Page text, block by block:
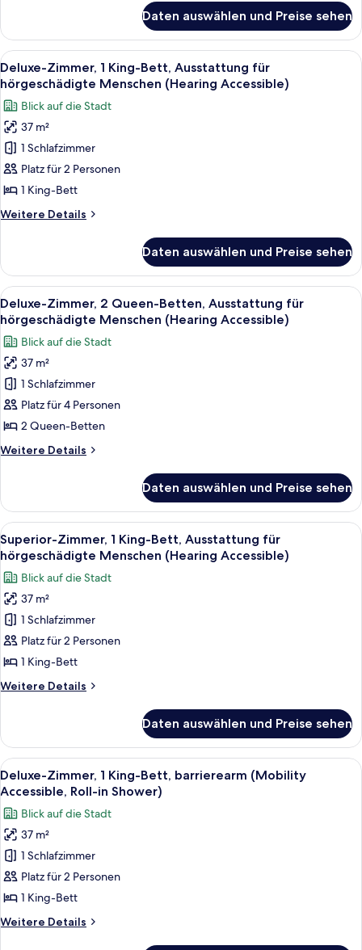
Eckzimmer
(Hearing
Accessible)
anzeigen
Zimmer,
1 King-
Bett,
Ausstattung
hörgeschädigte
Menschen,
Eckzimmer
(Hearing
Accessible)
Daten auswählen und Preise sehen
Alle
Fotos
für
Deluxe-
Zimmer,
1 King-
Bett,
Ausstattung
für
hörgeschädigte
(Hearing
Accessible)
anzeigen
Ein modernes Hotelzimmer mit
10
Deluxe-Zimmer, 1 King-Bett, Ausstattung für
hörgeschädigte Menschen (Hearing Accessible)
Blick auf die Stadt
37 m²
1 Schlafzimmer
Platz für 2 Personen
1 King-Bett
Weitere Details
Weitere
Zimmer,
1 King-
Bett,
Ausstattung
hörgeschädigte
Menschen
(Hearing
Accessible)
Daten auswählen und Preise sehen
Alle
Fotos
für
Deluxe-
Zimmer,
2 Queen-
Betten,
Ausstattung
für
hörgeschädigte
(Hearing
Accessible)
anzeigen
Ein Hotelzimmer mit zwei Betten,
10
Deluxe-Zimmer, 2 Queen-Betten, Ausstattung für
hörgeschädigte Menschen (Hearing Accessible)
Blick auf die Stadt
37 m²
1 Schlafzimmer
Platz für 4 Personen
2 Queen-Betten
Weitere Details
Weitere
Zimmer,
2 Queen-
Betten,
Ausstattung
hörgeschädigte
Menschen
(Hearing
Accessible)
Daten auswählen und Preise sehen
Alle
Fotos
für
Superior-
Zimmer,
1 King-
Bett,
Ausstattung
für
hörgeschädigte
(Hearing
Accessible)
anzeigen
Ein modernes Hotelzimmer mit
10
Superior-Zimmer, 1 King-Bett, Ausstattung für
hörgeschädigte Menschen (Hearing Accessible)
Blick auf die Stadt
37 m²
1 Schlafzimmer
Platz für 2 Personen
1 King-Bett
Weitere Details
Weitere
Zimmer,
1 King-
Bett,
Ausstattung
hörgeschädigte
Menschen
(Hearing
Accessible)
Daten auswählen und Preise sehen
Alle
Fotos
für
Deluxe-
Zimmer,
1 King-
Bett,
barrierearm
(Mobility
Accessible,
Ein modernes Hotelzimmer mit Blick
9
Deluxe-Zimmer, 1 King-Bett, barrierearm (Mobility
Accessible, Roll-in Shower)
Blick auf die Stadt
37 m²
1 Schlafzimmer
Platz für 2 Personen
1 King-Bett
Weitere Details
Weitere